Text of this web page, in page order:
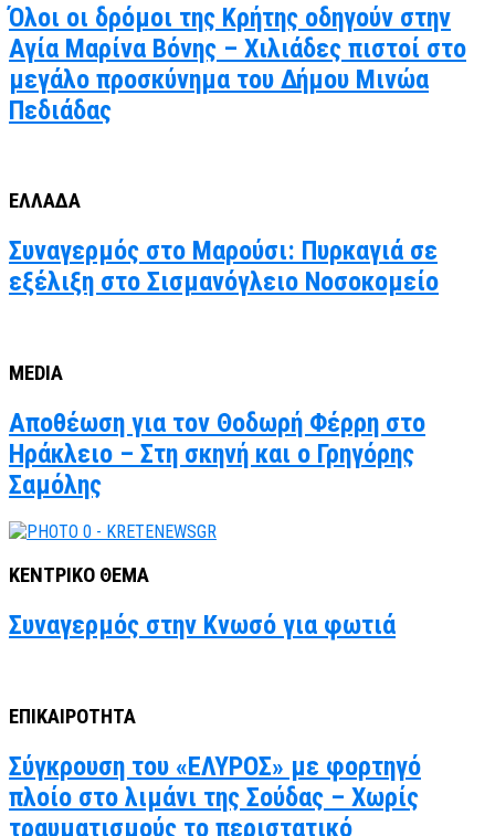
Όλοι οι δρόμοι της Κρήτης οδηγούν στην
Αγία Μαρίνα Βόνης – Χιλιάδες πιστοί στο
μεγάλο προσκύνημα του Δήμου Μινώα
Πεδιάδας
ΕΛΛΑΔΑ
Συναγερμός στο Μαρούσι: Πυρκαγιά σε
εξέλιξη στο Σισμανόγλειο Νοσοκομείο
MEDIA
Αποθέωση για τον Θοδωρή Φέρρη στο
Ηράκλειο – Στη σκηνή και ο Γρηγόρης
Σαμόλης
ΚΕΝΤΡΙΚΟ ΘΕΜΑ
Συναγερμός στην Κνωσό για φωτιά
ΕΠΙΚΑΙΡΟΤΗΤΑ
Σύγκρουση του «ΕΛΥΡΟΣ» με φορτηγό
πλοίο στο λιμάνι της Σούδας – Χωρίς
τραυματισμούς το περιστατικό